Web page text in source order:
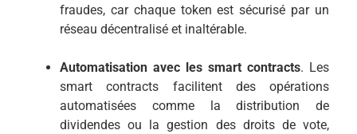
fraudes, car chaque token est sécurisé par un
réseau décentralisé et inaltérable.
Automatisation avec les smart contracts. Les
smart contracts facilitent des opérations
automatisées comme la distribution de
dividendes ou la gestion des droits de vote,